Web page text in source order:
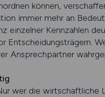
können,
immer mehr an
einzelner Kennzahlen
Entscheidungsträgern.
Ansprechpartner
wer die wirtschaftliche